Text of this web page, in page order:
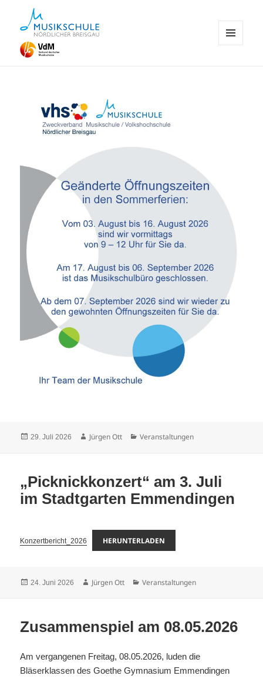
Veröffentlicht
29. Juli 2026 Autor
Jürgen Ott Kategorien
Veranstaltungen
„Picknickkonzert“ am 3. Juli
im Stadtgarten Emmendingen
Konzertbericht_2026 HERUNTERLADEN
Veröffentlicht
24. Juni 2026 Autor
Jürgen Ott Kategorien
Veranstaltungen
Zusammenspiel am 08.05.2026
Am vergangenen Freitag, 08.05.2026, luden die
Bläserklassen des Goethe Gymnasium Emmendingen